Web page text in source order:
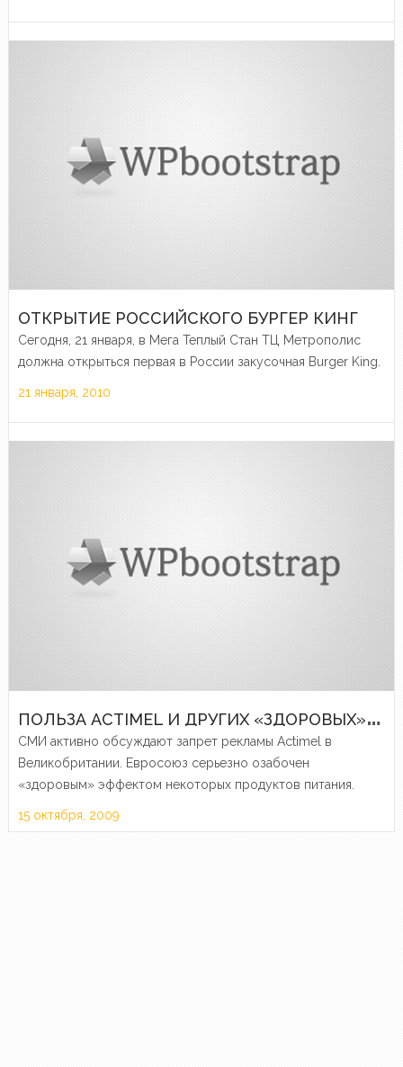
ОТКРЫТИЕ РОССИЙСКОГО БУРГЕР КИНГ
Сегодня, 21 января, в Мега Теплый Стан ТЦ Метрополис
должна открыться первая в России закусочная Burger King.
21 января, 2010
П
ОЛЬЗА ACTIMEL И ДРУГИХ «ЗДОРОВЫХ» ПРОДУКТОВ
СМИ активно обсуждают запрет рекламы Actimel в
Великобритании. Евросоюз серьезно озабочен
«здоровым» эффектом некоторых продуктов питания.
15 октября, 2009